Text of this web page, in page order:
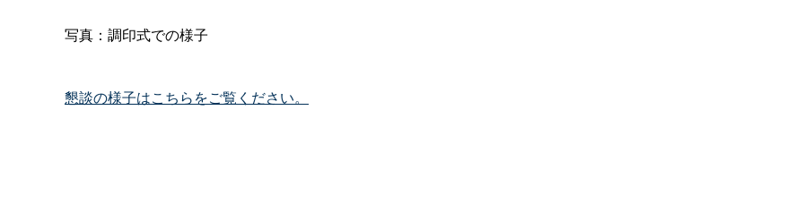
写真：調印式での様子
懇談の様子はこちらをご覧ください。